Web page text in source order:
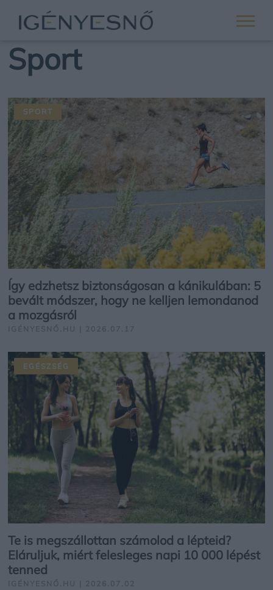
Sport
Így edzhetsz biztonságosan a kánikulában: 5
bevált módszer, hogy ne kelljen lemondanod
a mozgásról
IGÉNYESNŐ.HU | 2026.07.17
SPORT
Te is megszállottan számolod a lépteid?
Eláruljuk, miért felesleges napi 10 000 lépést
tenned
IGÉNYESNŐ.HU | 2026.07.02
EGÉSZSÉG